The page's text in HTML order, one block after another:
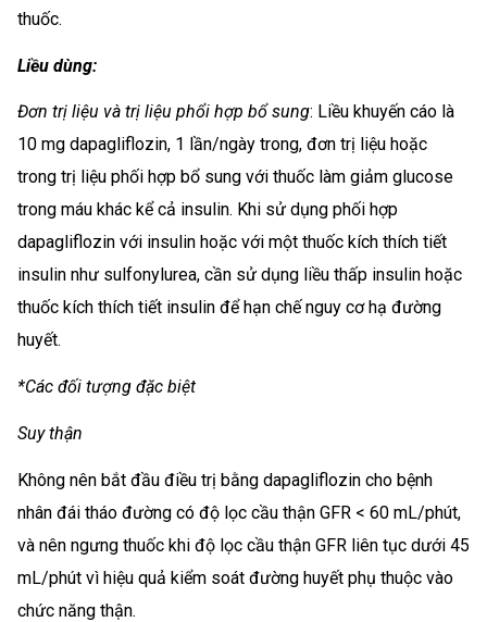
thuốc.
Liều dùng:
Đơn trị liệu và trị liệu phổi hợp bổ sung: Liều khuyến cáo là
10 mg dapagliflozin, 1 lần/ngày trong, đơn trị liệu hoặc
trong trị liệu phối hợp bổ sung với thuốc làm giảm glucose
trong máu khác kể cả insulin. Khi sử dụng phối hợp
dapagliflozin với insulin hoặc với một thuốc kích thích tiết
insulin như sulfonylurea, cần sử dụng liều thấp insulin hoặc
thuốc kích thích tiết insulin để hạn chế nguy cơ hạ đường
huyết.
*Các đối tượng đặc biệt
Suy thận
Không nên bắt đầu điều trị bằng dapagliflozin cho bệnh
nhân đái tháo đường có độ lọc cầu thận GFR < 60 mL/phút,
và nên ngưng thuốc khi độ lọc cầu thận GFR liên tục dưới 45
mL/phút vì hiệu quả kiểm soát đường huyết phụ thuộc vào
chức năng thận.